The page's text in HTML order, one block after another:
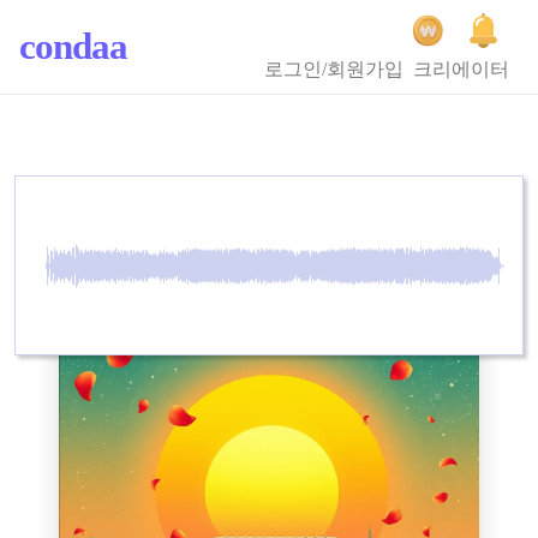
condaa
로그인/회원가입 크리에이터